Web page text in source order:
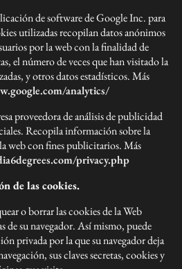
de software de Google Inc. para
utilizadas recopilan datos anónimos
por la web con la finalidad de
el número de veces que han visitado la
y otros datos estadísticos. Más
analytics/
proveedora de análisis de publicidad
Recopila información sobre la
web con fines publicitarios. Más
privacy.php
de las cookies.
o borrar las cookies de la Web
de su navegador. Así mismo, puede
privada por la que su navegador deja
sus claves secretas, cookies y